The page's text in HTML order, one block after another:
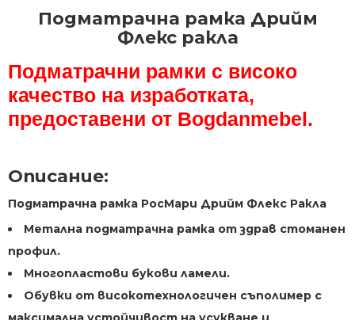
Подматрачна рамка Дрийм
Флекс ракла
Подматрачни рамки с високо
качество на изработката,
предоставени от Bogdanmebel.
Описание:
Подматрачна рамка РосМари Дрийм Флекс Ракла
Метална подматрачна рамка от здрав стоманен
профил.
Многопластови букови ламели.
Обувки от високотехнологичен съполимер с